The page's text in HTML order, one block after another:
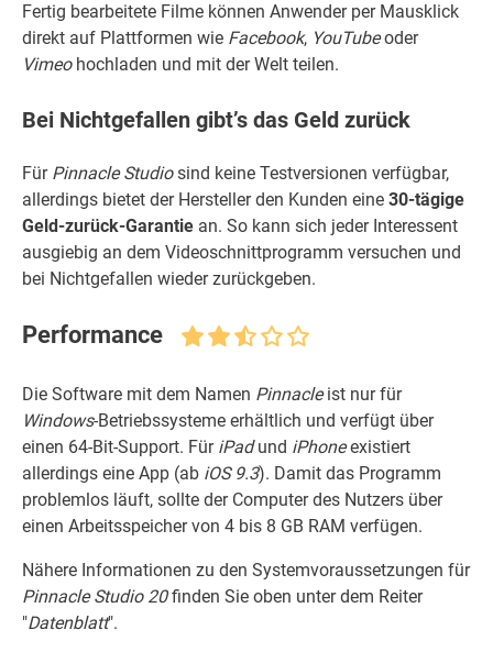
Fertig bearbeitete Filme können Anwender per Mausklick
direkt auf Plattformen wie Facebook, YouTubeoder
Vimeo hochladen und mit der Welt teilen.
Bei Nichtgefallen gibt’s das Geld zurück
Für Pinnacle Studiosind keine Testversionen verfügbar,
allerdings bietet der Hersteller den Kunden eine 30-tägige
Geld-zurück-Garantie an. So kann sich jeder Interessent
ausgiebig an dem Videoschnittprogramm versuchen und
bei Nichtgefallen wieder zurückgeben.
Performance
Die Software mit dem Namen Pinnacleist nur für
Windows-Betriebssysteme erhältlich und verfügt über
einen 64-Bit-Support. Für iPadund iPhoneexistiert
allerdings eine App (ab iOS 9.3). Damit das Programm
problemlos läuft, sollte der Computer des Nutzers über
einen Arbeitsspeicher von 4 bis 8 GB RAM verfügen.
Nähere Informationen zu den Systemvoraussetzungen für
Pinnacle Studio 20finden Sie oben unter dem Reiter
"Datenblatt".